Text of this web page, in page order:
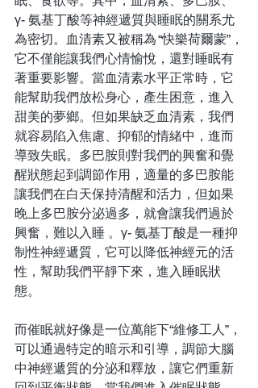
γ- 氨基丁酸等神經遞質與睡眠的關系尤
為密切。血清素又被稱為 “快樂荷爾蒙”，
它不僅能讓我們心情愉悅，還對睡眠有
著重要影響。當血清素水平正常時，它
能幫助我們放松身心，產生困意，進入
甜美的夢鄉。但如果缺乏血清素，我們
就容易陷入焦慮、抑郁的情緒中，進而
導致失眠。多巴胺則對我們的興奮和覺
醒狀態起到調節作用，適量的多巴胺能
讓我們在白天保持清醒和活力，但如果
晚上多巴胺分泌過多，就會讓我們過於
興奮，難以入睡 。γ- 氨基丁酸是一種抑
制性神經遞質，它可以降低神經元的活
性，幫助我們平靜下來，進入睡眠狀
態。
而催眠就好像是一位萬能下“維修工人”，
可以通過特定的暗示和引導，調節大腦
中神經遞質的分泌和釋放，讓它們重新